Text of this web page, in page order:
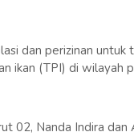
dan perizinan
ikan (TPI) di wilayah
02, Nanda Indira